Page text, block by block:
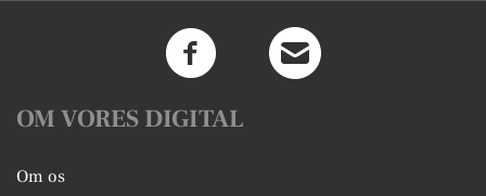
OM VORES DIGITAL
Om os